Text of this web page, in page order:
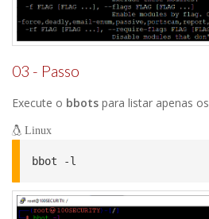
03 - Passo
Execute o bbots para listar apenas os
Linux
bbot -l